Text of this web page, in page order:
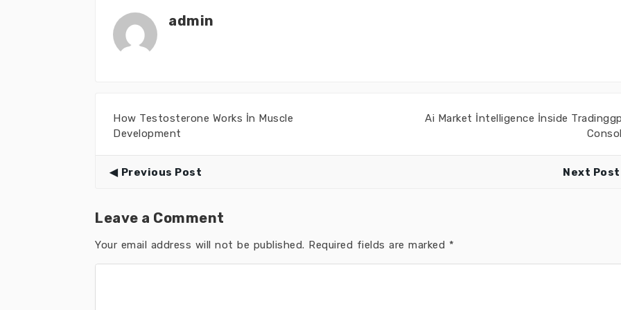
admin
How Testosterone Works İn Muscle
Development
Ai Market İntelligence İnside
Previous Post Next Post
Leave a Comment
Your email address will not be published. Required fields are marked *